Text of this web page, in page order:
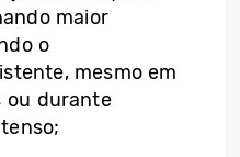
maior
o
mesmo em
ou durante